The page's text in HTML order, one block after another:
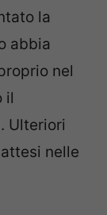
la
abbia
nel
il
Ulteriori
nelle